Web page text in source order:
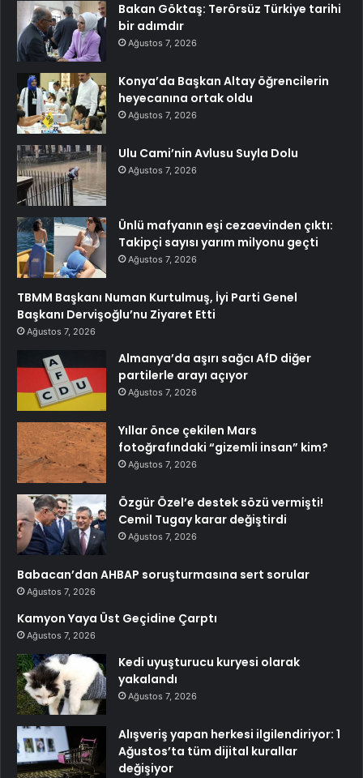
Bakan Göktaş: Terörsüz Türkiye tarihi
bir adımdır
Ağustos 7, 2026
Konya’da Başkan Altay öğrencilerin
heyecanına ortak oldu
Ağustos 7, 2026
Ulu Cami’nin Avlusu Suyla Dolu
Ağustos 7, 2026
Ünlü mafyanın eşi cezaevinden çıktı:
Takipçi sayısı yarım milyonu geçti
Ağustos 7, 2026
TBMM Başkanı Numan Kurtulmuş, İyi Parti Genel
Başkanı Dervişoğlu’nu Ziyaret Etti
Ağustos 7, 2026
Almanya’da aşırı sağcı AfD diğer
partilerle arayı açıyor
Ağustos 7, 2026
Yıllar önce çekilen Mars
fotoğrafındaki “gizemli insan” kim?
Ağustos 7, 2026
Özgür Özel’e destek sözü vermişti!
Cemil Tugay karar değiştirdi
Ağustos 7, 2026
Babacan’dan AHBAP soruşturmasına sert sorular
Ağustos 7, 2026
Kamyon Yaya Üst Geçidine Çarptı
Ağustos 7, 2026
Kedi uyuşturucu kuryesi olarak
yakalandı
Ağustos 7, 2026
Alışveriş yapan herkesi ilgilendiriyor: 1
Ağustos’ta tüm dijital kurallar
değişiyor